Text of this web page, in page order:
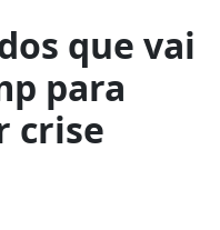
que vai
para
crise